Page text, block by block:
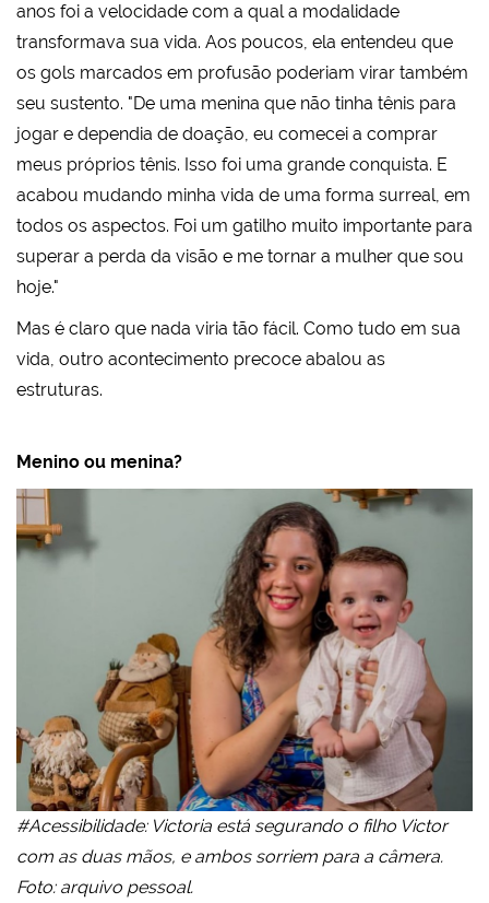
anos foi a velocidade com a qual a modalidade
transformava sua vida. Aos poucos, ela entendeu que
os gols marcados em profusão poderiam virar também
seu sustento. "De uma menina que não tinha tênis para
jogar e dependia de doação, eu comecei a comprar
meus próprios tênis. Isso foi uma grande conquista. E
acabou mudando minha vida de uma forma surreal, em
todos os aspectos. Foi um gatilho muito importante para
superar a perda da visão e me tornar a mulher que sou
hoje."
Mas é claro que nada viria tão fácil. Como tudo em sua
vida, outro acontecimento precoce abalou as
estruturas.
Menino ou menina?
#Acessibilidade: Victoria está segurando o filho Victor
com as duas mãos, e ambos sorriem para a câmera.
Foto: arquivo pessoal.